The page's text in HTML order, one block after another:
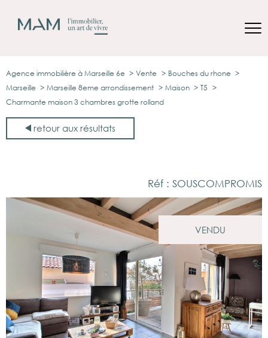
Agence immobilière à Marseille 6e Vente
Bouches du rhone
Marseille
Marseille 8eme arrondissement Maison
T5
Charmante maison 3 chambres grotte rolland
retour aux résultats
Réf : SOUSCOMPROMIS
VENDU